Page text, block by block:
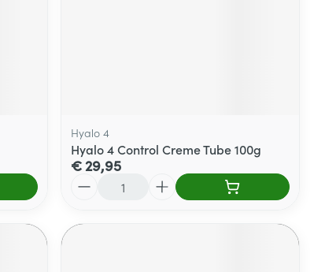
Hyalo 4
Hyalo 4 Control Creme Tube 100g
€ 29,95